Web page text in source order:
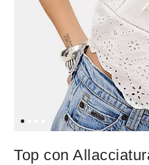
Top con